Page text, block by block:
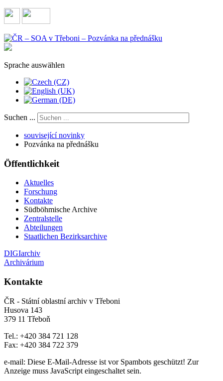
Sprache auswählen
Suchen ...
související novinky
Pozvánka na přednášku
Öffentlichkeit
Aktuelles
Forschung
Kontakte
Südböhmische Archive
Zentralstelle
Abteilungen
Staatlichen Bezirksarchive
DIGIarchiv
Archivárium
Kontakte
ČR - Státní oblastní archiv v Třeboni
Husova 143
379 11 Třeboň
Tel.: +420 384 721 128
Fax: +420 384 722 379
e-mail: Diese E-Mail-Adresse ist vor Spambots geschützt! Zur
Anzeige muss JavaScript eingeschaltet sein.